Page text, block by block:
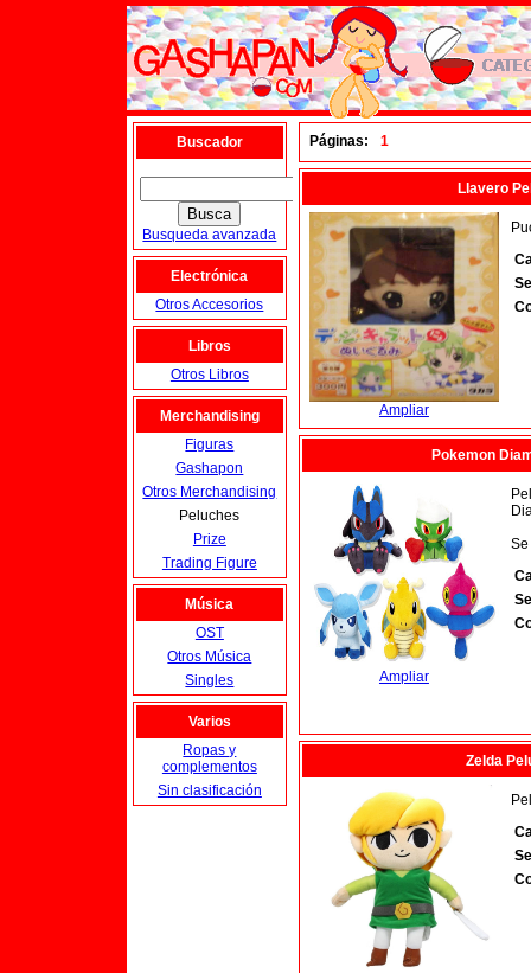
Buscador
Busqueda avanzada
Electrónica
Otros Accesorios
Libros
Otros Libros
Merchandising
Figuras
Gashapon
Otros Merchandising
Peluches
Prize
Trading Figure
Música
OST
Otros Música
Singles
Varios
Ropas y
complementos
Sin clasificación
Páginas: 1
Llavero
Ampliar
Pokemon
Ampliar
Zelda